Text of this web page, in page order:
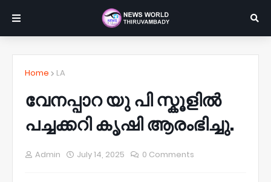
Home LA
വേനപ്പാറ യു പി സ്കൂളിൽ
പച്ചക്കറി കൃഷി ആരംഭിച്ചു.
Admin July 14, 2025 0 Comments